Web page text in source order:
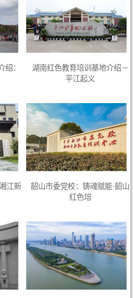
绍：
湖南红色教育培训基地介绍－
平江起义
江新
韶山市委党校：铸魂赋能·韶山
红色培